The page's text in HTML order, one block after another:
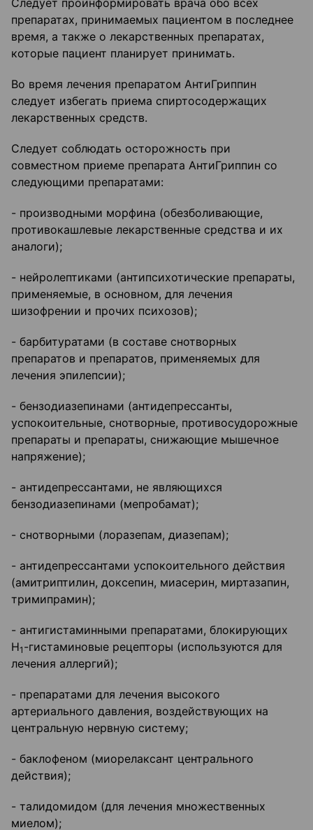
Следует проинформировать врача обо всех
препаратах, принимаемых пациентом в последнее
время, а также о лекарственных препаратах,
которые пациент планирует принимать.
Во время лечения препаратом АнтиГриппин
следует избегать приема спиртосодержащих
лекарственных средств.
Следует соблюдать осторожность при
совместном приеме препарата АнтиГриппин со
следующими препаратами:
- производными морфина (обезболивающие,
противокашлевые лекарственные средства и их
аналоги);
- нейролептиками (антипсихотические препараты,
применяемые, в основном, для лечения
шизофрении и прочих психозов);
- барбитуратами (в составе снотворных
препаратов и препаратов, применяемых для
лечения эпилепсии);
- бензодиазепинами (антидепрессанты,
успокоительные, снотворные, противосудорожные
препараты и препараты, снижающие мышечное
напряжение);
- антидепрессантами, не являющихся
бензодиазепинами (мепробамат);
- снотворными (лоразепам, диазепам);
- антидепрессантами успокоительного действия
(амитриптилин, доксепин, миасерин, миртазапин,
тримипрамин);
- антигистаминными препаратами, блокирующих
H1 -гистаминовые рецепторы (используются для
лечения аллергий);
- препаратами для лечения высокого
артериального давления, воздействующих на
центральную нервную систему;
- баклофеном (миорелаксант центрального
действия);
- талидомидом (для лечения множественных
миелом);